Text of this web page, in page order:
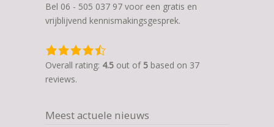
Bel 06 - 505 037 97 voor een gratis en
vrijblijvend kennismakingsgesprek.
4,5
rating
based
ratings
Overall rating: 4.5 out of 5 based on 37
reviews.
Meest actuele nieuws